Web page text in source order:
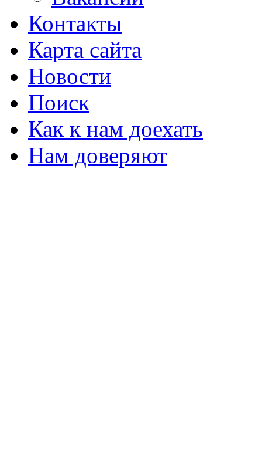
Контакты
Карта сайта
Новости
Поиск
Как к нам доехать
Нам доверяют